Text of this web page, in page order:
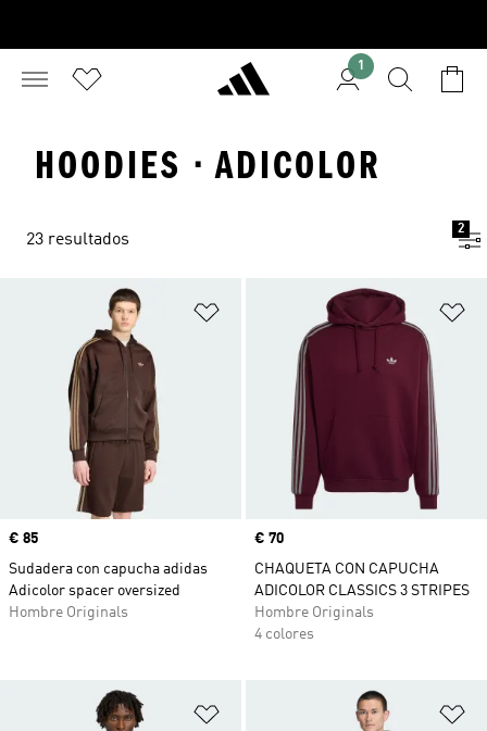
1
HOODIES · ADICOLOR
23 resultados
2
Añadir a la lista de deseos
Precio
€ 85
Sudadera con capucha adidas
Adicolor spacer oversized
Hombre Originals
Precio
€ 70
CHAQUETA CON CAPUCHA
ADICOLOR CLASSICS 3 STRIPES
Hombre Originals
4 colores
Añadir a la lista de deseos